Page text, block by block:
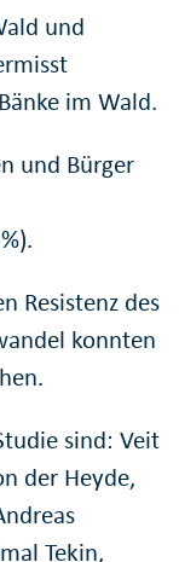
und
im Wald.
und Bürger
Resistenz des
konnten
sind: Veit
der Heyde,
Tekin,